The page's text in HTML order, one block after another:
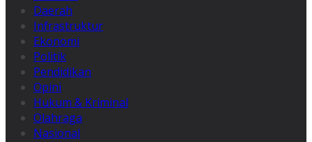
Daerah
Infrastruktur
Ekonomi
Politik
Pendidikan
Opini
Hukum & Kriminal
Olahraga
Nasional